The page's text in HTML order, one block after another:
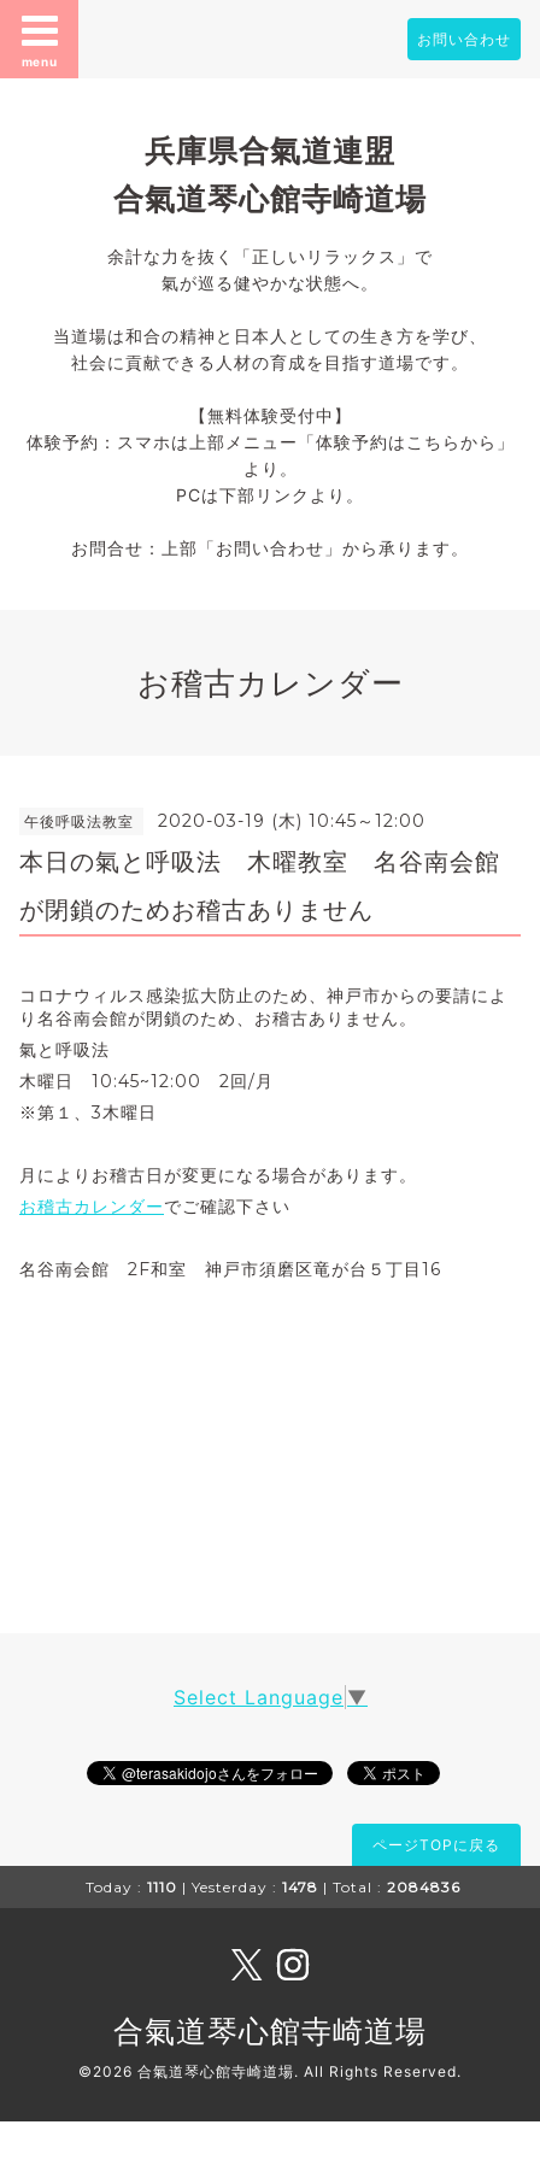
menu
お問い合わせ
兵庫県合氣道連盟
合氣道琴心館寺崎道場
余計な力を抜く「正しいリラックス」で
氣が巡る健やかな状態へ。
当道場は和合の精神と日本人としての生き方を学び、
社会に貢献できる人材の育成を目指す道場です。
【無料体験受付中】
体験予約：スマホは上部メニュー「体験予約はこちらから」
より。
PCは下部リンクより。
お問合せ：上部「お問い合わせ」から承ります。
お稽古カレンダー
午後呼吸法教室 2020-03-19 (木) 10:45～12:00
本日の氣と呼吸法 木曜教室 名谷南会館
が閉鎖のためお稽古ありません
コロナウィルス感染拡大防止のため、神戸市からの要請によ
り名谷南会館が閉鎖のため、お稽古ありません。
氣と呼吸法
木曜日 10:45~12:00 2回/月
※第１、3木曜日
月によりお稽古日が変更になる場合があります。
お稽古カレンダーでご確認下さい
名谷南会館 2F和室 神戸市須磨区竜が台５丁目16
Select Language ▼
ページTOPに戻る
Today : 1110 | Yesterday : 1478 | Total : 2084836
合氣道琴心館寺崎道場
©2026 合氣道琴心館寺崎道場. All Rights Reserved.